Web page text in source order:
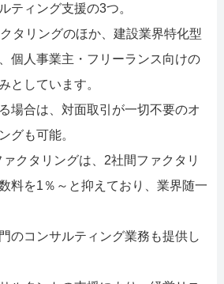
ティング支援の3つ。
タリングのほか、建設業界特化型
個人事業主・フリーランス向けの
としています。
場合は、対面取引が一切不要のオ
グも可能。
クタリングは、2社間ファクタリ
料を1％～と抑えており、業界随一
のコンサルティング業務も提供し